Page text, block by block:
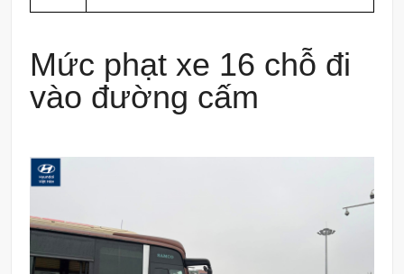
Mức phạt xe 16 chỗ đi
vào đường cấm